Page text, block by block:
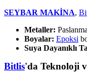
SEYBAR MAKİNA,
Metaller:
Boyalar: Epoksi
Suya Dayanıklı
Bitlis'da Teknoloji